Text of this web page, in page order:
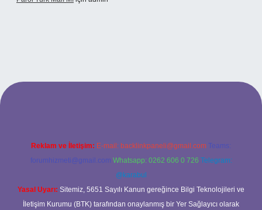
Reklam ve İletişim: E-mail: backlinkpaneli@gmail.com Teams:
forumhizmeti@gmail.com Whatsapp: 0262 606 0 726 Telegram:
@karabul
Yasal Uyarı: Sitemiz, 5651 Sayılı Kanun gereğince Bilgi Teknolojileri ve
İletişim Kurumu (BTK) tarafından onaylanmış bir Yer Sağlayıcı olarak